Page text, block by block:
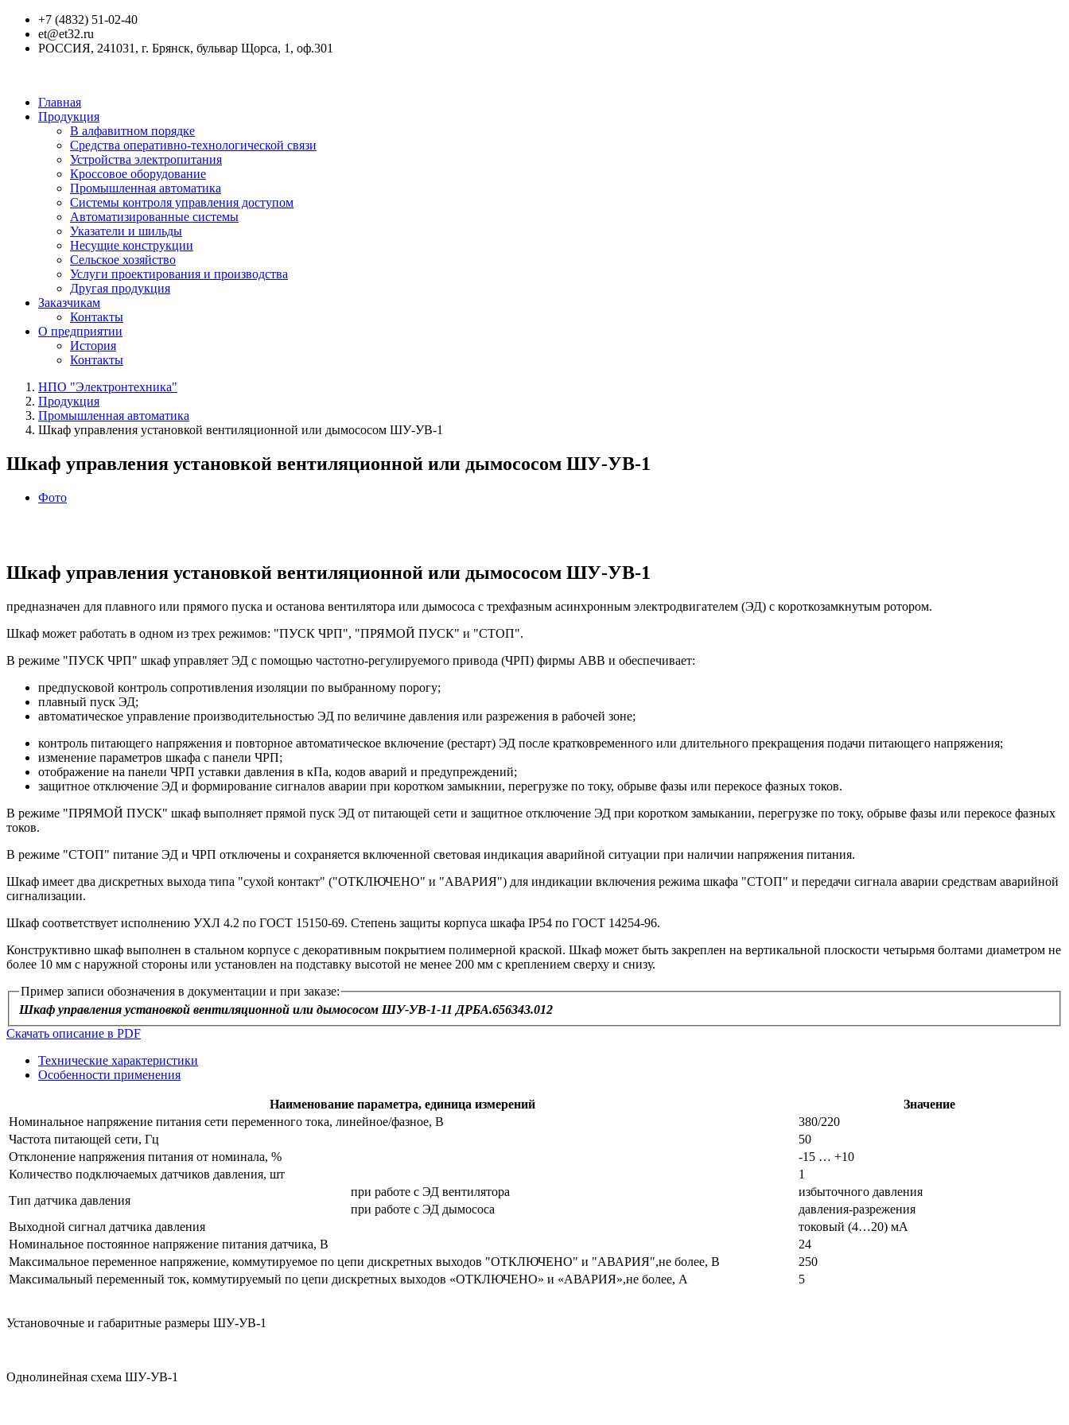
+7 (4832) 51-02-40
et@et32.ru
РОССИЯ, 241031, г. Брянск, бульвар Щорса, 1, оф.301
Главная
Продукция
В алфавитном порядке
Средства оперативно-технологической связи
Устройства электропитания
Кроссовое оборудование
Промышленная автоматика
Системы контроля управления доступом
Автоматизированные системы
Указатели и шильды
Несущие конструкции
Сельское хозяйство
Услуги проектирования и производства
Другая продукция
Заказчикам
Контакты
О предприятии
История
Контакты
НПО "Электронтехника"
Продукция
Промышленная автоматика
Шкаф управления установкой вентиляционной или дымососом ШУ‑УВ‑1
Шкаф управления установкой вентиляционной или дымососом ШУ‑УВ‑1
Фото
Шкаф управления установкой вентиляционной или дымососом ШУ‑УВ‑1
предназначен для плавного или прямого пуска и останова вентилятора или дымососа с трехфазным асинхронным электродвигателем (ЭД) с короткозамкнутым ротором.
Шкаф может работать в одном из трех режимов: "ПУСК ЧРП", "ПРЯМОЙ ПУСК" и "СТОП".
В режиме "ПУСК ЧРП" шкаф управляет ЭД с помощью частотно-регулируемого привода (ЧРП) фирмы ABB и обеспечивает:
предпусковой контроль сопротивления изоляции по выбранному порогу;
плавный пуск ЭД;
автоматическое управление производительностью ЭД по величине давления или разрежения в рабочей зоне;
контроль питающего напряжения и повторное автоматическое включение (рестарт) ЭД после кратковременного или длительного прекращения подачи питающего напряжения;
изменение параметров шкафа с панели ЧРП;
отображение на панели ЧРП уставки давления в кПа, кодов аварий и предупреждений;
защитное отключение ЭД и формирование сигналов аварии при коротком замыкнии, перегрузке по току, обрыве фазы или перекосе фазных токов.
В режиме "ПРЯМОЙ ПУСК" шкаф выполняет прямой пуск ЭД от питающей сети и защитное отключение ЭД при коротком замыкании, перегрузке по току, обрыве фазы или перекосе фазных
токов.
В режиме "СТОП" питание ЭД и ЧРП отключены и сохраняется включенной световая индикация аварийной ситуации при наличии напряжения питания.
Шкаф имеет два дискретных выхода типа "сухой контакт" ("ОТКЛЮЧЕНО" и "АВАРИЯ") для индикации включения режима шкафа "СТОП" и передачи сигнала аварии средствам аварийной
сигнализации.
Шкаф соответствует исполнению УХЛ 4.2 по ГОСТ 15150-69. Степень защиты корпуса шкафа IP54 по ГОСТ 14254-96.
Конструктивно шкаф выполнен в стальном корпусе с декоративным покрытием полимерной краской. Шкаф может быть закреплен на вертикальной плоскости четырьмя болтами диаметром не
более 10 мм с наружной стороны или установлен на подставку высотой не менее 200 мм с креплением сверху и снизу.
Пример записи обозначения в документации и при заказе:
Шкаф управления установкой вентиляционной или дымососом ШУ-УВ-1-11 ДРБА.656343.012
Скачать описание в PDF
Технические характеристики
Особенности применения
Наименование параметра, единица измерений
Значение
Номинальное напряжение питания сети переменного тока, линейное/фазное, В
380/220
Частота питающей сети, Гц
50
Отклонение напряжения питания от номинала, %
-15 … +10
Количество подключаемых датчиков давления, шт
1
Тип датчика давления
при работе с ЭД вентилятора
избыточного давления
при работе с ЭД дымососа
давления-разрежения
Выходной сигнал датчика давления
токовый (4…20) мА
Номинальное постоянное напряжение питания датчика, В
24
Максимальное переменное напряжение, коммутируемое по цепи дискретных выходов "ОТКЛЮЧЕНО" и "АВАРИЯ",не более, В
250
Максимальный переменный ток, коммутируемый по цепи дискретных выходов «ОТКЛЮЧЕНО» и «АВАРИЯ»,не более, А
5
Установочные и габаритные размеры ШУ-УВ-1
Однолинейная схема ШУ-УВ-1